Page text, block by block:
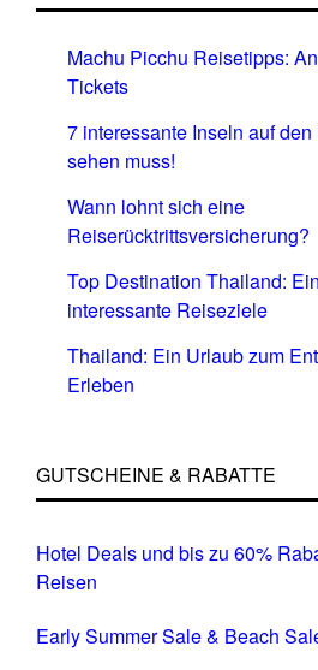
Machu Picchu Reisetipps:
Tickets
7 interessante Inseln auf
sehen muss!
Wann lohnt sich eine
Reiserücktrittsversicherung?
Top Destination Thailand:
interessante Reiseziele
Thailand: Ein Urlaub zum
Erleben
GUTSCHEINE & RABATTE
Hotel Deals und bis zu 60%
Reisen
Early Summer Sale & Beach